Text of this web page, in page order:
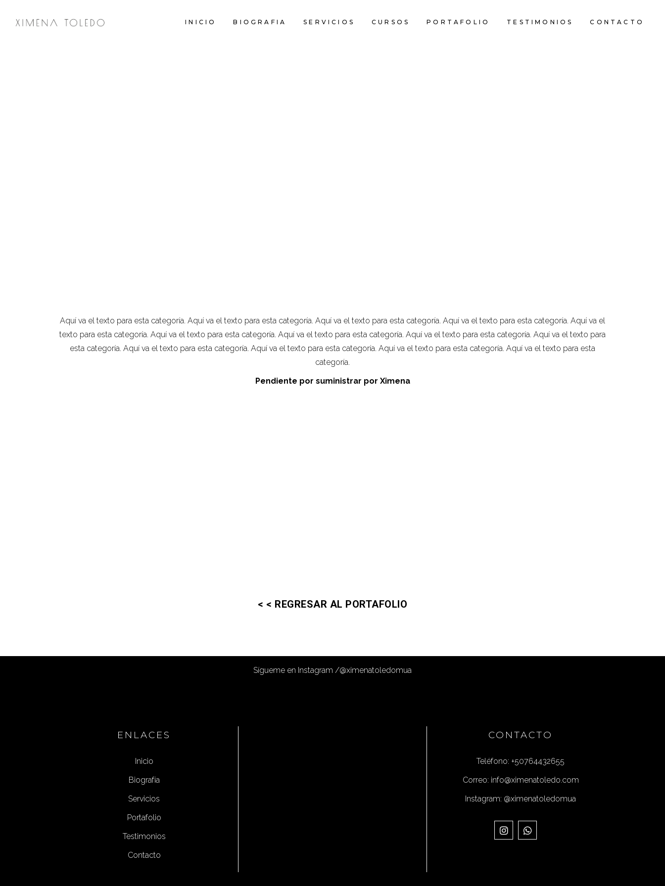
INICIO BIOGRAFIA SERVICIOS CURSOS PORTAFOLIO TESTIMONIOS CONTACTO
Aquí va el texto para esta categoría. Aquí va el texto para esta categoría. Aquí va el texto para esta categoría. Aquí va el texto para esta categoría. Aquí va el
texto para esta categoría. Aquí va el texto para esta categoría. Aquí va el texto para esta categoría. Aquí va el texto para esta categoría. Aquí va el texto para
esta categoría. Aquí va el texto para esta categoría. Aquí va el texto para esta categoría. Aquí va el texto para esta categoría. Aquí va el texto para esta
categoría.
Pendiente por suministrar por Ximena
< < REGRESAR AL PORTAFOLIO
Sígueme en Instagram /@ximenatoledomua
ENLACES
Inicio
Biografía
Servicios
Portafolio
Testimonios
Contacto
CONTACTO
Teléfono: +50764432655
Correo: info@ximenatoledo.com
Instagram: @ximenatoledomua